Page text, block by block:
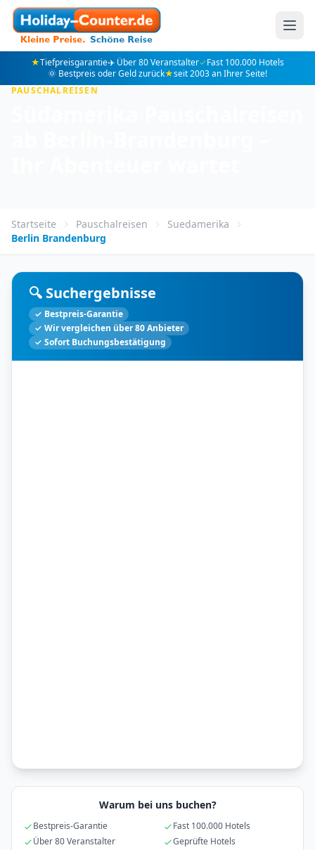
★Tiefpreisgarantie✈️ Über 80 Veranstalter✓Fast 100.000 Hotels
🌞 Bestpreis oder Geld zurück★seit 2003 an Ihrer Seite!
PAUSCHALREISEN
Startseite Pauschalreisen
Suedamerika
Berlin Brandenburg
🔍 Suchergebnisse
✓ Bestpreis-Garantie
✓ Wir vergleichen über 80 Anbieter
✓ Sofort Buchungsbestätigung
Warum bei uns buchen?
Bestpreis-Garantie
Fast 100.000 Hotels
Über 80 Veranstalter
Geprüfte Hotels